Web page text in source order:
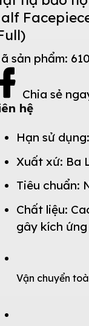
sản phẩm:
Chia sẻ
hệ
Hạn sử
Xuất xứ: Ba
Tiêu chuẩn:
Chất liệu:
gây kích
Vận chuyển